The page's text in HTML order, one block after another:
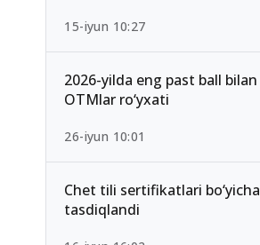
15-iyun 10:27
2026-yilda eng past ball
OTMlar ro‘yxati
26-iyun 10:01
Chet tili sertifikatlari
tasdiqlandi